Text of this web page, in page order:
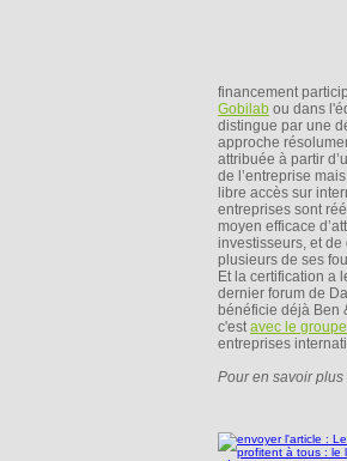
financement
Gobilab ou dans
distingue par une
approche
attribuée à partir
de l’entreprise
libre accès sur
entreprises sont
moyen efficace
investisseurs, et
plusieurs de ses
Et la certification a
dernier forum de
bénéficie déjà Ben
c'estavec le
entreprises
Pour en savoir